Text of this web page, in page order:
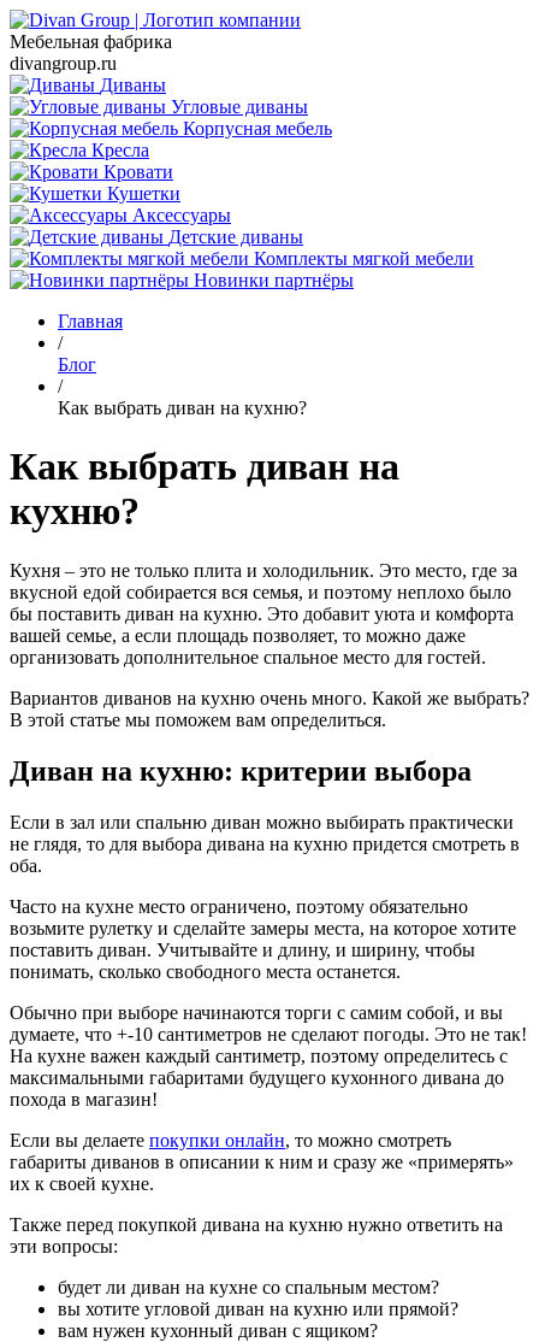
Мебельная фабрика
divangroup.ru
Диваны
Угловые диваны
Корпусная мебель
Кресла
Кровати
Кушетки
Аксессуары
Детские диваны
Комплекты мягкой мебели
Новинки партнёры
Главная
/
Блог
/
Как выбрать диван на кухню?
Как выбрать диван на
кухню?
Кухня – это не только плита и холодильник. Это место, где за
вкусной едой собирается вся семья, и поэтому неплохо было
бы поставить диван на кухню. Это добавит уюта и комфорта
вашей семье, а если площадь позволяет, то можно даже
организовать дополнительное спальное место для гостей.
Вариантов диванов на кухню очень много. Какой же выбрать?
В этой статье мы поможем вам определиться.
Диван на кухню: критерии выбора
Если в зал или спальню диван можно выбирать практически
не глядя, то для выбора дивана на кухню придется смотреть в
оба.
Часто на кухне место ограничено, поэтому обязательно
возьмите рулетку и сделайте замеры места, на которое хотите
поставить диван. Учитывайте и длину, и ширину, чтобы
понимать, сколько свободного места останется.
Обычно при выборе начинаются торги с самим собой, и вы
думаете, что +-10 сантиметров не сделают погоды. Это не так!
На кухне важен каждый сантиметр, поэтому определитесь с
максимальными габаритами будущего кухонного дивана до
похода в магазин!
Если вы делаете покупки онлайн, то можно смотреть
габариты диванов в описании к ним и сразу же «примерять»
их к своей кухне.
Также перед покупкой дивана на кухню нужно ответить на
эти вопросы:
будет ли диван на кухне со спальным местом?
вы хотите угловой диван на кухню или прямой?
вам нужен кухонный диван с ящиком?